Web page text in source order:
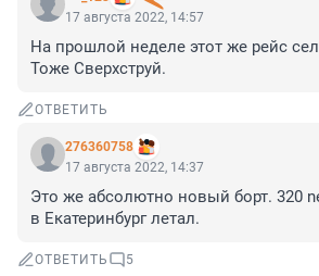
17 августа 2022, 14:57
На прошлой неделе этот же рейс
Тоже Сверхструй.
ОТВЕТИТЬ
276360758
17 августа 2022, 14:37
Это же абсолютно новый борт. 320
в Екатеринбург летал.
ОТВЕТИТЬ 5